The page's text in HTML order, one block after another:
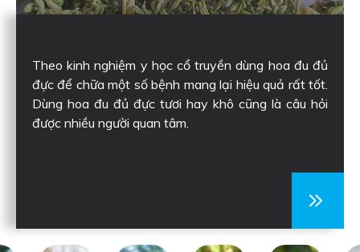
Theo kinh nghiệm y học cổ truyền dùng hoa đu đủ
đực để chữa một số bệnh mang lại hiệu quả rất tốt.
Dùng hoa đu đủ đực tươi hay khô cũng là câu hỏi
được nhiều người quan tâm.